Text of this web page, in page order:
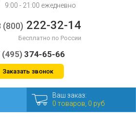
9:00 - 21:00 ежедневно
(800) 222-32-14
Бесплатно по России
(495) 374-65-66
Заказать звонок
Ваш заказ:
0 товаров, 0 руб